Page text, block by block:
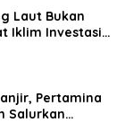
Laut Bukan
Iklim Investasi
Pertamina
Salurkan